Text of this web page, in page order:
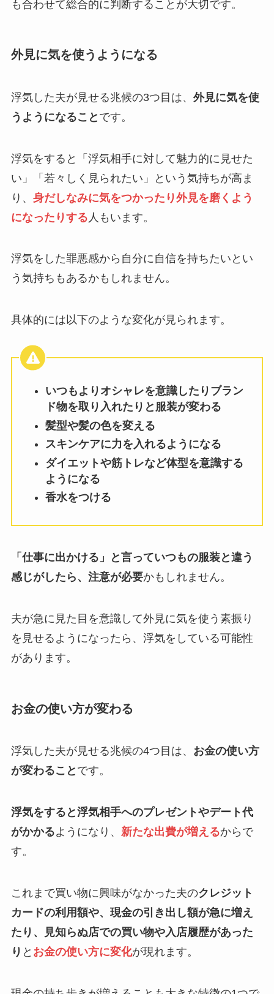
も合わせて総合的に判断することが大切です。
外見に気を使うようになる
浮気した夫が見せる兆候の3つ目は、 外見に気を使
うようになること です。
浮気をすると「浮気相手に対して魅力的に見せた
い」「若々しく見られたい」という気持ちが高ま
り、 身だしなみに気をつかったり外見を磨くよう
になったりする 人もいます。
浮気をした罪悪感から自分に自信を持ちたいとい
う気持ちもあるかもしれません。
具体的には以下のような変化が見られます。
いつもよりオシャレを意識したりブラン
ド物を取り入れたりと服装が変わる
髪型や髪の色を変える
スキンケアに力を入れるようになる
ダイエットや筋トレなど体型を意識する
ようになる
香水をつける
「仕事に出かける」と言っていつもの服装と違う
感じがしたら、注意が必要かもしれません。
夫が急に見た目を意識して外見に気を使う素振り
を見せるようになったら、浮気をしている可能性
があります。
お金の使い方が変わる
浮気した夫が見せる兆候の4つ目は、 お金の使い方
が変わること です。
浮気をすると浮気相手へのプレゼントやデート代
がかかるようになり、 新たな出費が増えるからで
す。
これまで買い物に興味がなかった夫のクレジット
カードの利用額や、現金の引き出し額が急に増え
たり、見知らぬ店での買い物や入店履歴があった
り と お金の使い方に変化が現れます。